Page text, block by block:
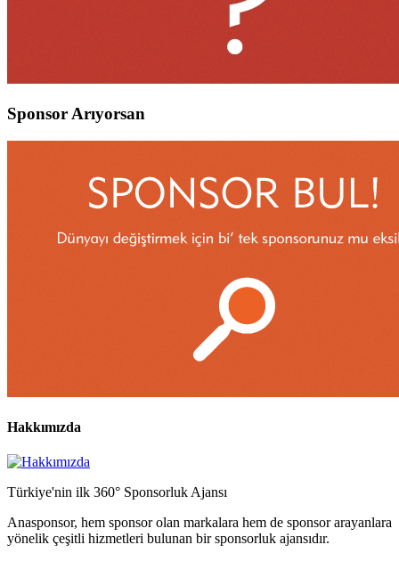
Sponsor Arıyorsan
Hakkımızda
Türkiye'nin ilk 360° Sponsorluk Ajansı
Anasponsor, hem sponsor olan markalara hem de sponsor arayanlara
yönelik çeşitli hizmetleri bulunan bir sponsorluk ajansıdır.